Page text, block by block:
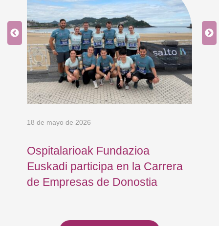
18 de mayo de 2026
Ospitalarioak Fundazioa
Euskadi participa en la Carrera
de Empresas de Donostia